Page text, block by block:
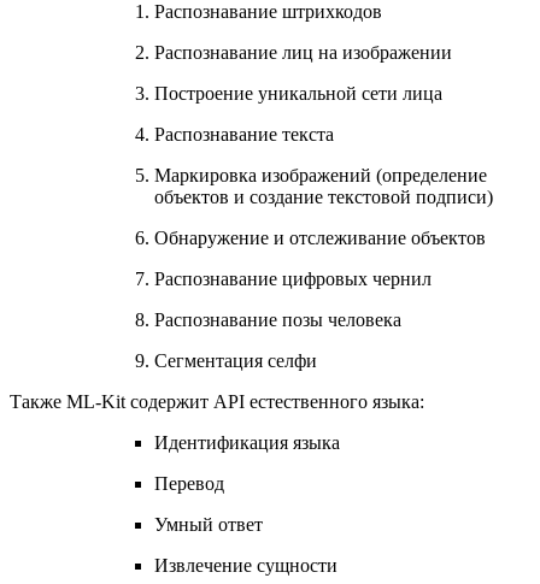
Распознавание штрихкодов
Распознавание лиц на изображении
Построение уникальной сети лица
Распознавание текста
Маркировка изображений (определение
объектов и создание текстовой подписи)
Обнаружение и отслеживание объектов
Распознавание цифровых чернил
Распознавание позы человека
Сегментация селфи
Также ML-Kit содержит API естественного языка:
Идентификация языка
Перевод
Умный ответ
Извлечение сущности